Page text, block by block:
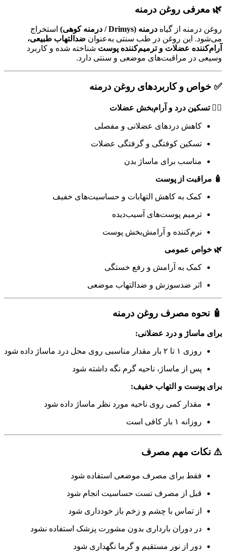
🌿 معرفی روغن درمنه
روغن درمنه از گیاه درمنه (Drimys / درمنه کوهی)
استخراج
می‌شود. این روغن در طب سنتی به‌عنوان ضدالتهاب طبیعی،
آرام‌کننده عضلات و ترمیم‌کننده پوست شناخته شده و کاربرد
وسیعی در مراقبت‌های موضعی و سنتی دارد.
✅ خواص و کاربردهای روغن درمنه
💆‍♂️ تسکین درد و آرام‌بخش عضلات
کاهش دردهای عضلانی و مفصلی
تسکین کوفتگی و گرفتگی عضلات
مناسب برای ماساژ بدن
🧴 مراقبت از پوست
کمک به کاهش التهابات و حساسیت‌های خفیف
ترمیم پوست‌های آسیب‌دیده
نرم‌کننده و آرامش‌بخش پوست
🌿 خواص عمومی
کمک به آرامش و رفع خستگی
اثر ضدسوزش و ضدالتهاب موضعی
🧴 نحوه مصرف روغن درمنه
برای ماساژ و درد عضلانی:
روزی ۱ تا ۲ بار مقدار مناسبی روی محل درد ماساژ داده شود
پس از ماساژ، ناحیه گرم نگه داشته شود
برای پوست و التهاب خفیف:
مقدار کمی روی ناحیه مورد نظر ماساژ داده شود
روزانه ۱ بار کافی است
⚠️ نکات مهم مصرف
فقط برای مصرف موضعی استفاده شود
قبل از مصرف تست حساسیت انجام شود
از تماس با چشم و زخم باز خودداری شود
در دوران بارداری بدون مشورت پزشک استفاده نشود
دور از نور مستقیم و گرما نگهداری شود